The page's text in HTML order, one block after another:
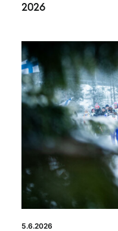
2026
5.6.2026